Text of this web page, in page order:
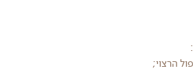
הרצוי;